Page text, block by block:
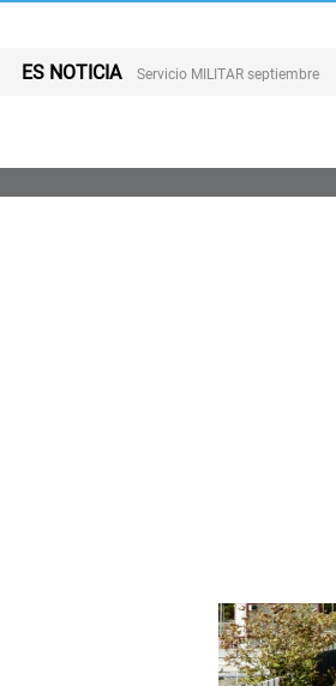
ES NOTICIA Servicio MILITAR septiembre